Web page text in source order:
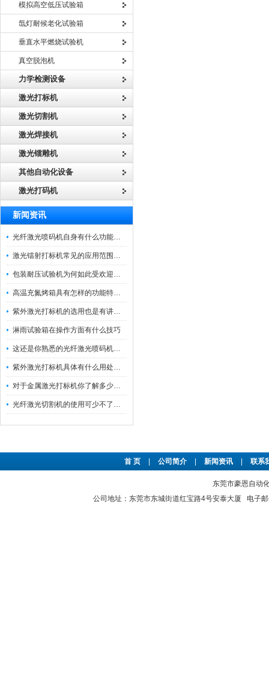
模拟高空低压试验箱
氙灯耐候老化试验箱
垂直水平燃烧试验机
真空脱泡机
力学检测设备
激光打标机
激光切割机
激光焊接机
激光镭雕机
其他自动化设备
激光打码机
新闻资讯
光纤激光喷码机自身有什么功能？不妨看看下文
激光镭射打标机常见的应用范围如下
包装耐压试验机为何如此受欢迎呢？
高温充氮烤箱具有怎样的功能特点呢？
紫外激光打标机的选用也是有讲究的
淋雨试验箱在操作方面有什么技巧
这还是你熟悉的光纤激光喷码机吗？
紫外激光打标机具体有什么用处呢？
对于金属激光打标机你了解多少呢？
光纤激光切割机的使用可少不了以下步骤
首 页 公司简介 新闻资讯 联系
东莞市豪恩自动
公司地址：东莞市东城街道红宝路4号安泰大厦 电子